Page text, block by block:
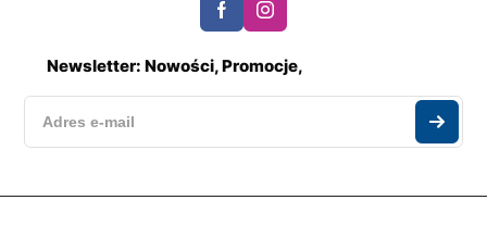
Newsletter: Nowości, Promocje,